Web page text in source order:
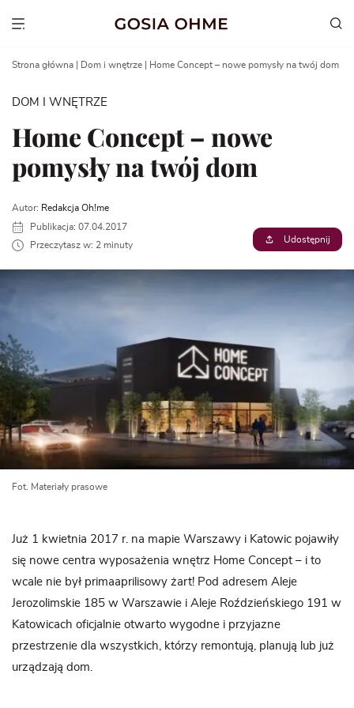
Show menu
Strona główna Dom i wnętrze Home Concept – nowe pomysły na twój dom
DOM I WNĘTRZE
Home Concept – nowe
pomysły na twój dom
Autor: Redakcja Oh!me
Publikacja: 07.04.2017
Przeczytasz w: 2 minuty
Udostępnij
Fot. Materiały prasowe
Już 1 kwietnia 2017 r. na mapie Warszawy i Katowic pojawiły
się nowe centra wyposażenia wnętrz Home Concept – i to
wcale nie był primaaprilisowy żart! Pod adresem Aleje
Jerozolimskie 185 w Warszawie i Aleje Roździeńskiego 191 w
Katowicach oficjalnie otwarto wygodne i przyjazne
przestrzenie dla wszystkich, którzy remontują, planują lub już
urządzają dom.